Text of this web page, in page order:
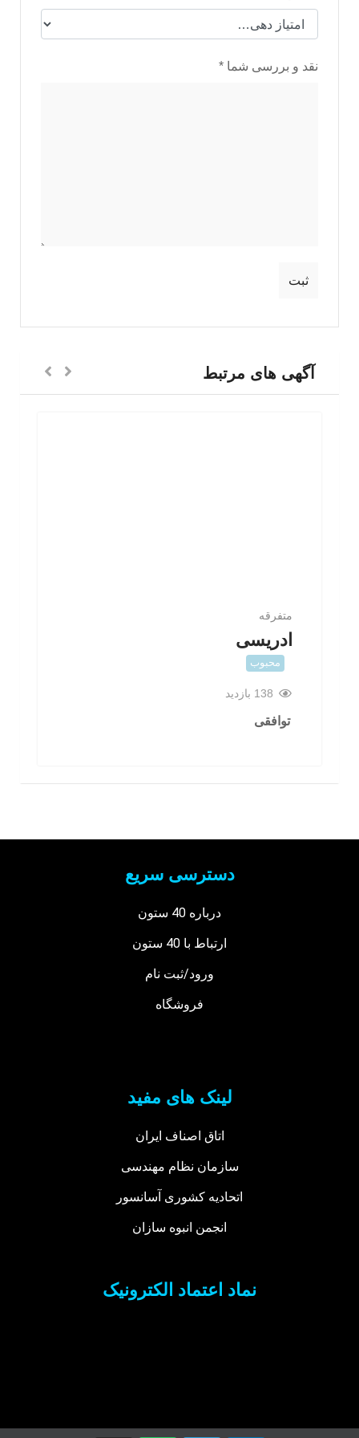
نقد و بررسی شما *
آگهی های مرتبط
متفرقه
ادریسی
محبوب
138 بازدید
توافقی
دسترسی سریع
درباره 40 ستون
ارتباط با 40 ستون
ورود/ثبت نام
فروشگاه
لینک های مفید
اتاق اصناف ایران
سازمان نظام مهندسی
اتحادیه کشوری آسانسور
انجمن انبوه سازان
نماد اعتماد الکترونیک